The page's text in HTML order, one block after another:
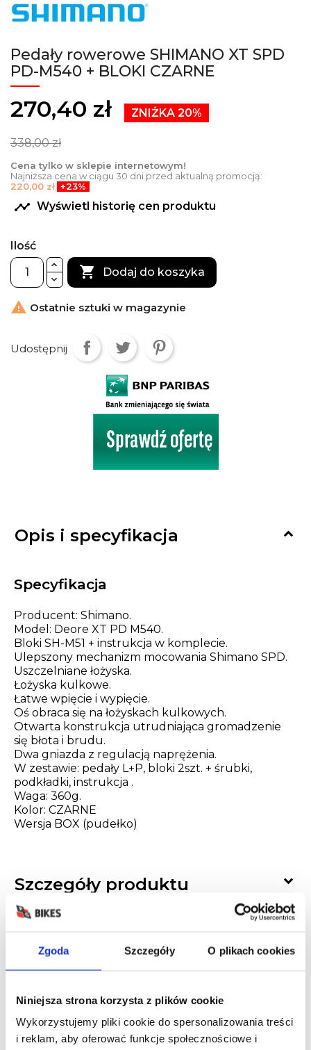
Zgoda Szczegóły O plikach cookies
Niniejsza strona korzysta z plików cookie
Wykorzystujemy pliki cookie do spersonalizowania treści
i reklam, aby oferować funkcje społecznościowe i
Pedały rowerowe SHIMANO XT SPD
PD-M540 + BLOKI CZARNE
270,40 zł ZNIŻKA 20%
338,00 zł
Cena tylko w sklepie internetowym!
Najniższa cena w ciągu 30 dni przed aktualną promocją:
220,00 zł +23%
 Wyświetl historię cen produktu
Ilość
 Dodaj do koszyka
 Ostatnie sztuki w magazynie
Udostępnij
Opis i specyfikacja 
Specyfikacja
Producent: Shimano.
Model: Deore XT PD M540.
Bloki SH-M51 + instrukcja w komplecie.
Ulepszony mechanizm mocowania Shimano SPD.
Uszczelniane łożyska.
Łożyska kulkowe.
Łatwe wpięcie i wypięcie.
Oś obraca się na łożyskach kulkowych.
Otwarta konstrukcja utrudniająca gromadzenie
się błota i brudu.
Dwa gniazda z regulacją naprężenia.
W zestawie: pedały L+P, bloki 2szt. + śrubki,
podkładki, instrukcja .
Waga: 360g.
Kolor: CZARNE
Wersja BOX (pudełko)
Szczegóły produktu 
Wysyłka i dostawa 
Gwarancja 
Raty